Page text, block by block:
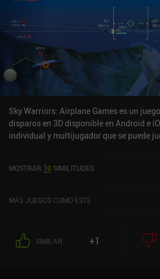
Sky Warriors: Airplane Games es un
disparos en 3D disponible en Android e
individual y multijugador que se puede
2021 y tiene una valoración actual de
MOSTRAR 10 SIMILITUDES
MÁS JUEGOS COMO ESTE
SIMILAR +1